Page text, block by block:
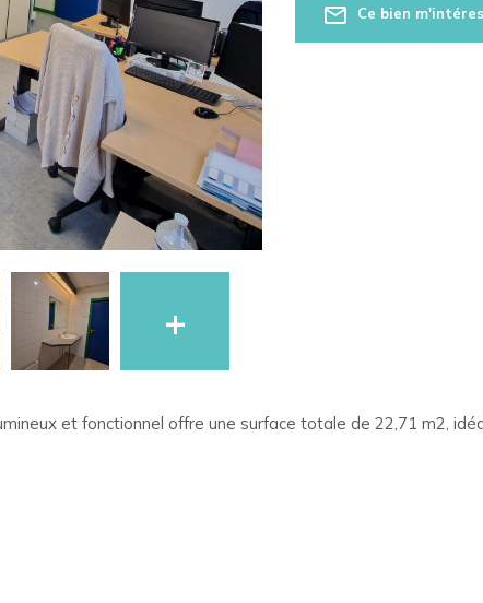
+
Ce bien
et fonctionnel offre une surface totale de 22,71 m2,